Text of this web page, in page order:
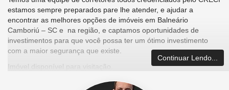
estamos sempre preparados pare lhe atender, e ajudar a
encontrar as melhores opções de imóveis em Balneário
Camboriú – SC e na região, e captamos oportunidades de
investimentos para que você possa ter um ótimo investimento
com a maior segurança que existe.
Imóvel disponível para visitação.
Agende uma visita agora mesmo e venha conhecer este lindo
Continuar Lendo...